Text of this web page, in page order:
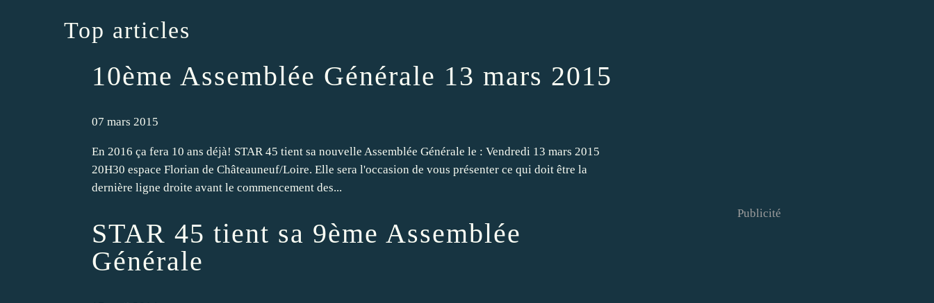
Top articles
10ème Assemblée Générale 13 mars 2015
07 mars 2015
En 2016 ça fera 10 ans déjà! STAR 45 tient sa nouvelle Assemblée Générale le : Vendredi 13 mars 2015
20H30 espace Florian de Châteauneuf/Loire. Elle sera l'occasion de vous présenter ce qui doit être la
dernière ligne droite avant le commencement des...
STAR 45 tient sa 9ème Assemblée
Générale
Publicité